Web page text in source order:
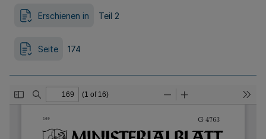
Erschienen in Teil 2
Seite 174